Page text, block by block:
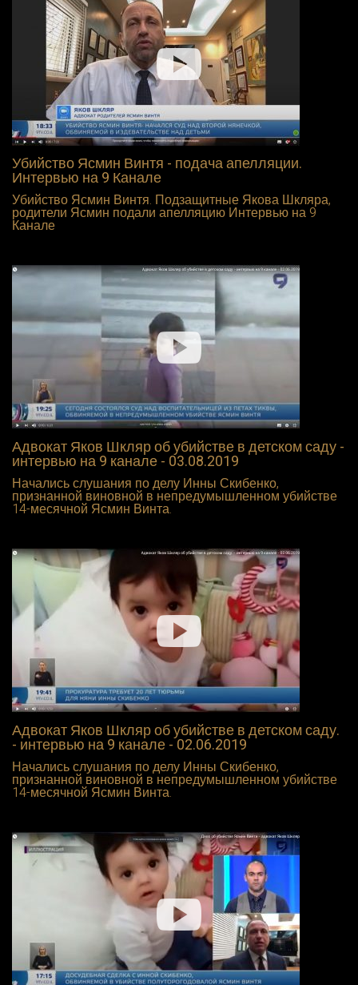
Убийство Ясмин Винтя - подача апелляции.
Интервью на 9 Канале
Убийство Ясмин Винтя. Подзащитные Якова Шкляра,
родители Ясмин подали апелляцию Интервью на 9
Канале
Адвокат Яков Шкляр об убийстве в детском саду -
интервью на 9 канале - 03.08.2019
Начались слушания по делу Инны Скибенко,
признанной виновной в непредумышленном убийстве
14-месячной Ясмин Винта.
Адвокат Яков Шкляр об убийстве в детском саду.
- интервью на 9 канале - 02.06.2019
Начались слушания по делу Инны Скибенко,
признанной виновной в непредумышленном убийстве
14-месячной Ясмин Винта.